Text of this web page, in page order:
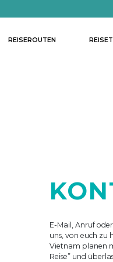
REISEROUTEN
E-Mail, Anruf
uns, von euch zu
Vietnam planen
Reise” und